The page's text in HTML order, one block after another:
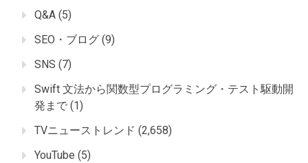
Q&A (5)
SEO・ブログ (9)
SNS (7)
Swift 文法から関数型プログラミング・テスト駆動開
発まで (1)
TVニューストレンド (2,658)
YouTube (5)